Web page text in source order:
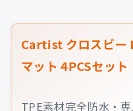
Cartist クロスビー
マット 4PCSセット
TPE素材完全防水・